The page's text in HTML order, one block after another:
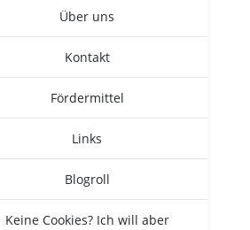
Über uns
Kon­takt
För­der­mit­tel
Links
Blogroll
Kei­ne Coo­kies? Ich will aber